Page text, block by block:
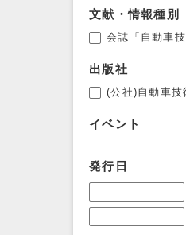
文献・情報種別
会誌「自動車技
出版社
(公社)自動車技
イベント
発行日